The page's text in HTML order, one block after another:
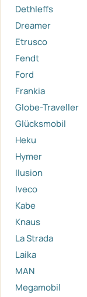
Dethleffs
Dreamer
Etrusco
Fendt
Ford
Frankia
Globe-Traveller
Glücksmobil
Heku
Hymer
Ilusion
Iveco
Kabe
Knaus
La Strada
Laika
MAN
Megamobil